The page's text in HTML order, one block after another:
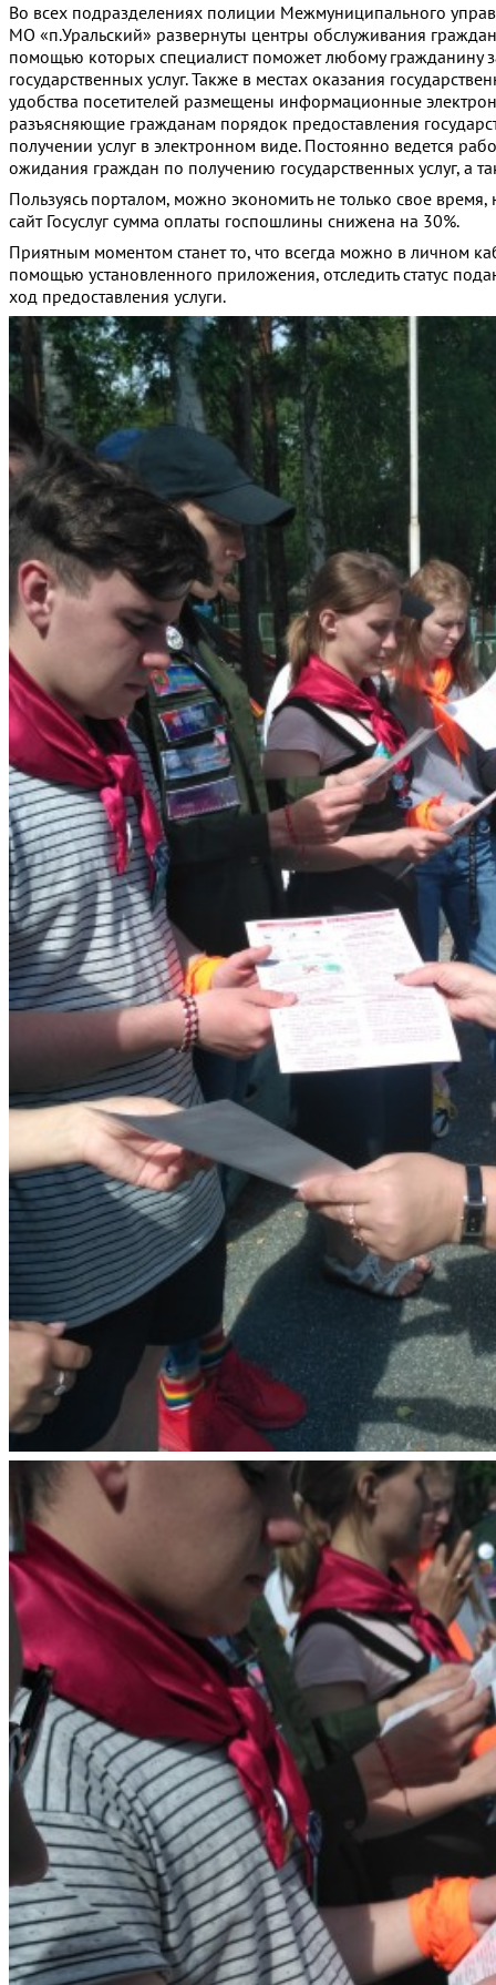
Во всех подразделениях полиции Межмуниципального
МО «п.Уральский» развернуты центры обслуживания
помощью которых специалист поможет любому гражданину
государственных услуг. Также в местах оказания
удобства посетителей размещены информационные
разъясняющие гражданам порядок предоставления
получении услуг в электронном виде. Постоянно ведется
ожидания граждан по получению государственных услуг, а
Пользуясь порталом, можно экономить не только свое
сайт Госуслуг сумма оплаты госпошлины снижена на 30%.
Приятным моментом станет то, что всегда можно в личном
помощью установленного приложения, отследить статус
ход предоставления услуги.